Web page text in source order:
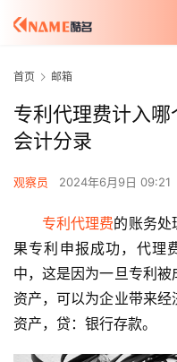
首页 邮箱
专利代理费计入
会计分录
观察员 2024年6月9日 09:21
专利代理费的账务处
果专利申报成功，代理
中，这是因为一旦专利
资产，可以为企业带来
资产，贷：银行存款。